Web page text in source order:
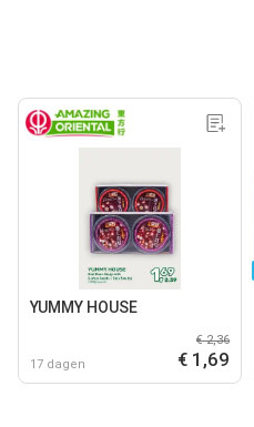
YUMMY HOUSE
17 dagen
€ 2,36
€ 1,69